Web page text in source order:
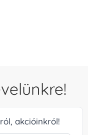
akcióinkról!